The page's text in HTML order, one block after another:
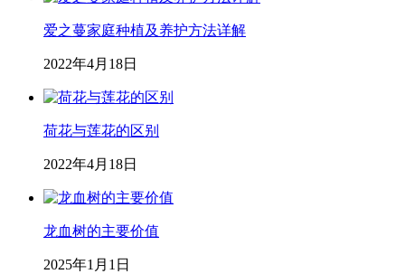
爱之蔓家庭种植及养护方法详解
2022年4月18日
荷花与莲花的区别
2022年4月18日
龙血树的主要价值
2025年1月1日